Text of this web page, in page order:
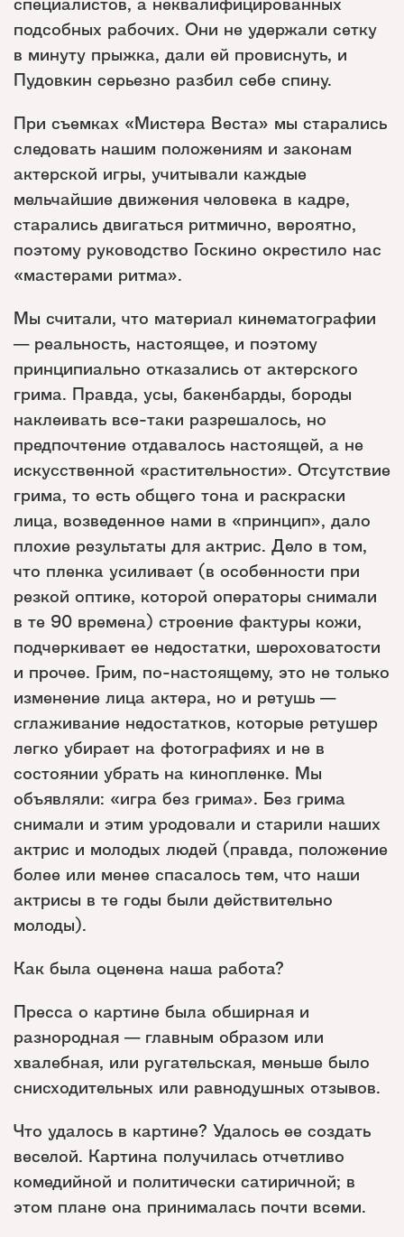
подсобных рабочих. Они не удержали сетку
в минуту прыжка, дали ей провиснуть, и
Пудовкин серьезно разбил себе спину.
При съемках «Мистера Веста» мы старались
следовать нашим положениям и законам
актерской игры, учитывали каждые
мельчайшие движения человека в кадре,
старались двигаться ритмично, вероятно,
поэтому руководство Госкино окрестило нас
«мастерами ритма».
Мы считали, что материал кинематографии
— реальность, настоящее, и поэтому
принципиально отказались от актерского
грима. Правда, усы, бакенбарды, бороды
наклеивать все-таки разрешалось, но
предпочтение отдавалось настоящей, а не
искусственной «растительности». Отсутствие
грима, то есть общего тона и раскраски
лица, возведенное нами в «принцип», дало
плохие результаты для актрис. Дело в том,
что пленка усиливает (в особенности при
резкой оптике, которой операторы снимали
в те 90 времена) строение фактуры кожи,
подчеркивает ее недостатки, шероховатости
и прочее. Грим, по-настоящему, это не только
изменение лица актера, но и ретушь —
сглаживание недостатков, которые ретушер
легко убирает на фотографиях и не в
состоянии убрать на кинопленке. Мы
объявляли: «игра без грима». Без грима
снимали и этим уродовали и старили наших
актрис и молодых людей (правда, положение
более или менее спасалось тем, что наши
актрисы в те годы были действительно
молоды).
Как была оценена наша работа?
Пресса о картине была обширная и
разнородная — главным образом или
хвалебная, или ругательская, меньше было
снисходительных или равнодушных отзывов.
Что удалось в картине? Удалось ее создать
веселой. Картина получилась отчетливо
комедийной и политически сатиричной; в
этом плане она принималась почти всеми.